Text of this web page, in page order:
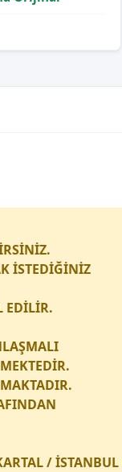
İSTEDİĞİNİZ
EDİLİR.
/ İSTANBUL